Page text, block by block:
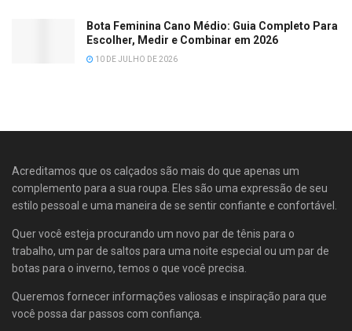
Bota Feminina Cano Médio: Guia Completo Para
Escolher, Medir e Combinar em 2026
10 DE JULHO DE 2026
Acreditamos que os calçados são mais do que apenas um
complemento para a sua roupa. Eles são uma expressão de seu
estilo pessoal e uma maneira de se sentir confiante e confortável.
Quer você esteja procurando um novo par de tênis para o
trabalho, um par de saltos para uma noite especial ou um par de
botas para o inverno, temos o que você precisa.
Queremos fornecer informações valiosas e inspiração para que
você possa dar passos com confiança.